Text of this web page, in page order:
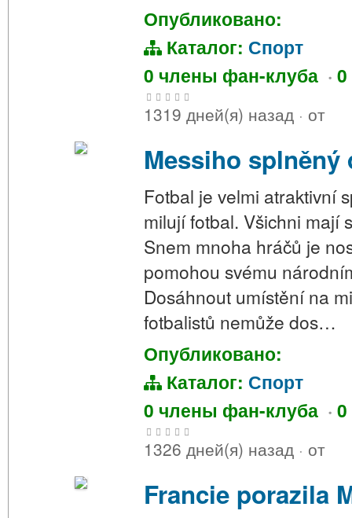
Опубликовано:
Каталог: Спорт
0 члены фан-клуба ·
1319 дней(я) назад · от
Messiho splněný
Fotbal je velmi atraktivní
milují fotbal. Všichni mají
Snem mnoha hráčů je
pomohou svému
Dosáhnout umístění na
fotbalistů nemůže dos…
Опубликовано:
Каталог: Спорт
0 члены фан-клуба ·
1326 дней(я) назад · от
Francie porazila